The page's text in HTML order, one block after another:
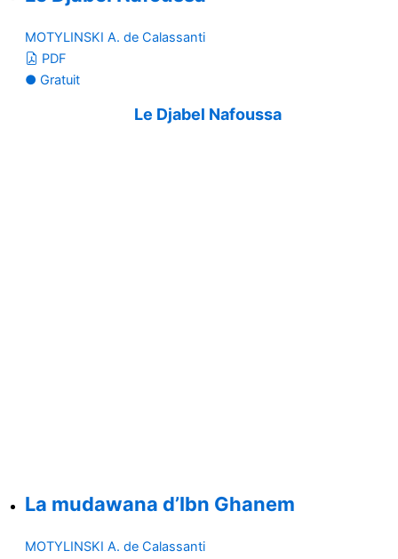
MOTYLINSKI A. de Calassanti
PDF
● Gratuit
Le Djabel Nafoussa
La mudawana d’Ibn Ghanem
MOTYLINSKI A. de Calassanti